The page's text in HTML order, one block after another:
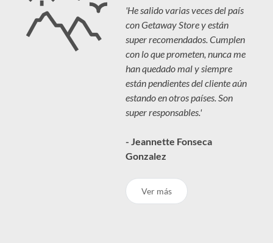
'He salido varias veces del país
con Getaway Store y están
super recomendados. Cumplen
con lo que prometen, nunca me
han quedado mal y siempre
están pendientes del cliente aún
estando en otros países. Son
super responsables.'
- Jeannette Fonseca
Gonzalez
Ver más